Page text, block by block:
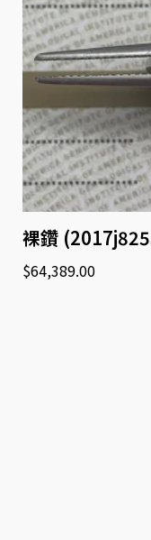
裸鑽
$64,389.00